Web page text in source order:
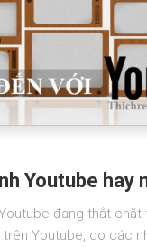
Youtube hay
đang thắt chặt
trên Youtube, do các